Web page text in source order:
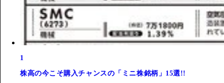
1
株高の今こそ購入チャンスの「ミニ株銘柄」15選!!